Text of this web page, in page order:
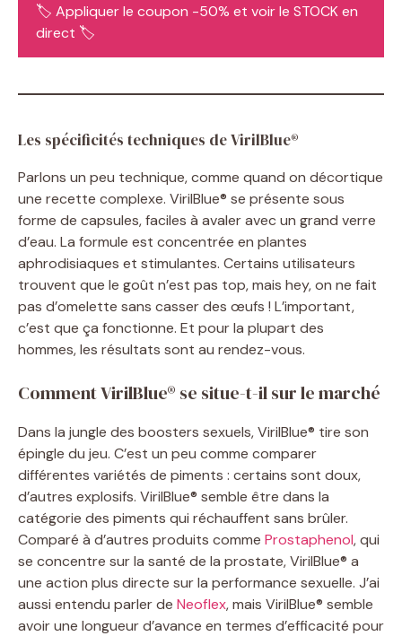
🏷️ Appliquer le coupon -50% et voir le STOCK en
direct 🏷️
Les spécificités techniques de VirilBlue®
Parlons un peu technique, comme quand on décortique
une recette complexe. VirilBlue® se présente sous
forme de capsules, faciles à avaler avec un grand verre
d’eau. La formule est concentrée en plantes
aphrodisiaques et stimulantes. Certains utilisateurs
trouvent que le goût n’est pas top, mais hey, on ne fait
pas d’omelette sans casser des œufs ! L’important,
c’est que ça fonctionne. Et pour la plupart des
hommes, les résultats sont au rendez-vous.
Comment VirilBlue® se situe-t-il sur le marché
Dans la jungle des boosters sexuels, VirilBlue® tire son
épingle du jeu. C’est un peu comme comparer
différentes variétés de piments : certains sont doux,
d’autres explosifs. VirilBlue® semble être dans la
catégorie des piments qui réchauffent sans brûler.
Comparé à d’autres produits comme Prostaphenol, qui
se concentre sur la santé de la prostate, VirilBlue® a
une action plus directe sur la performance sexuelle. J’ai
aussi entendu parler de Neoflex, mais VirilBlue® semble
avoir une longueur d’avance en termes d’efficacité pour